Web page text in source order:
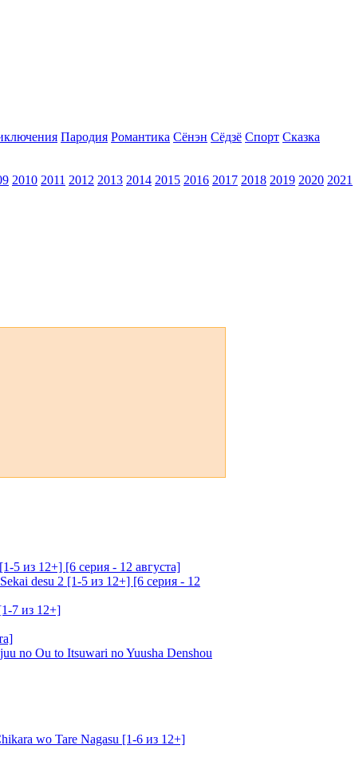
Пародия Романтика Сёнэн Сёдзё Спорт Сказка
2010 2011 2012 2013 2014 2015 2016 2017 2018 2019 2020 2021
5 из 12+] [6 серия - 12 августа]
desu 2 [1-5 из 12+] [6 серия - 12
7 из 12+]
no Ou to Itsuwari no Yuusha Denshou
wo Tare Nagasu [1-6 из 12+]